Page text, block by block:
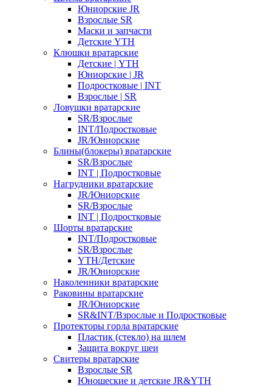
Юниорские JR
Взрослые SR
Маски и запчасти
Детские YTH
Клюшки вратарские
Детские | YTH
Юниорские | JR
Подростковые | INT
Взрослые | SR
Ловушки вратарские
SR/Взрослые
INT/Подростковые
JR/Юниорские
Блины(блокеры) вратарские
SR/Взрослые
INT | Подростковые
Нагрудники вратарские
JR/Юниорские
SR/Взрослые
INT | Подростковые
Шорты вратарские
INT/Подростковые
SR/Взрослые
YTH/Детские
JR/Юниорские
Наколенники вратарские
Раковины вратарские
JR/Юниорские
SR&INT/Взрослые и Подростковые
Протекторы горла вратарские
Пластик (стекло) на шлем
Защита вокруг шеи
Свитеры вратарские
Взрослые SR
Юношеские и детские JR&YTH